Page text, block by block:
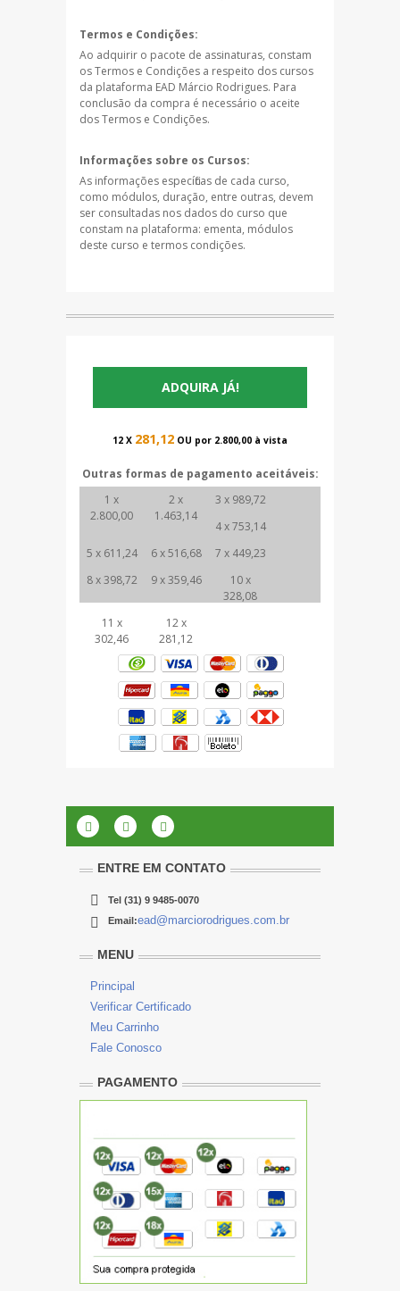
Termos e Condições:
Ao adquirir o pacote de assinaturas, constam
os Termos e Condições a respeito dos cursos
da plataforma EAD Márcio Rodrigues. Para
conclusão da compra é necessário o aceite
dos Termos e Condições.
Informações sobre os Cursos:
As informações específicas de cada curso,
como módulos, duração, entre outras, devem
ser consultadas nos dados do curso que
constam na plataforma: ementa, módulos
deste curso e termos condições.
ADQUIRA JÁ!
12 X 281,12 OU por 2.800,00 à vista
Outras formas de pagamento aceitáveis:
1 x
2.800,00
2 x
1.463,14
3 x 989,72
4 x 753,14
5 x 611,24
6 x 516,68
7 x 449,23
8 x 398,72
9 x 359,46
10 x
328,08
11 x
302,46
12 x
281,12
ENTRE EM CONTATO
Tel (31) 9 9485-0070
Email:ead@marciorodrigues.com.br
MENU
Principal
Verificar Certificado
Meu Carrinho
Fale Conosco
PAGAMENTO